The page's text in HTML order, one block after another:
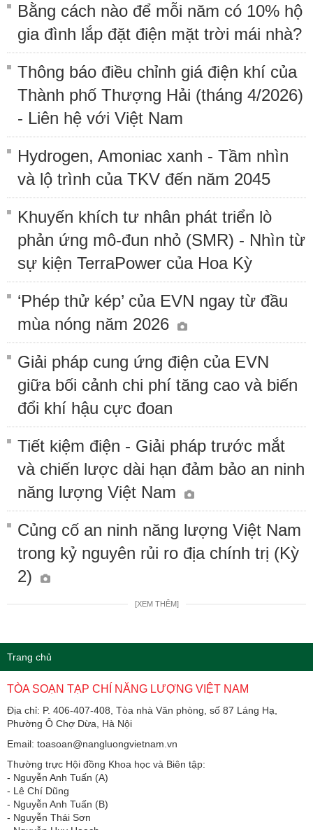
Bằng cách nào để mỗi năm có 10% hộ
gia đình lắp đặt điện mặt trời mái nhà?
Thông báo điều chỉnh giá điện khí của
Thành phố Thượng Hải (tháng 4/2026)
- Liên hệ với Việt Nam
Hydrogen, Amoniac xanh - Tầm nhìn
và lộ trình của TKV đến năm 2045
Khuyến khích tư nhân phát triển lò
phản ứng mô-đun nhỏ (SMR) - Nhìn từ
sự kiện TerraPower của Hoa Kỳ
‘Phép thử kép’ của EVN ngay từ đầu
mùa nóng năm 2026
Giải pháp cung ứng điện của EVN
giữa bối cảnh chi phí tăng cao và biến
đổi khí hậu cực đoan
Tiết kiệm điện - Giải pháp trước mắt
và chiến lược dài hạn đảm bảo an ninh
năng lượng Việt Nam
Củng cố an ninh năng lượng Việt Nam
trong kỷ nguyên rủi ro địa chính trị (Kỳ
2)
[XEM THÊM]
Trang chủ
TÒA SOẠN TẠP CHÍ NĂNG LƯỢNG VIỆT NAM
Địa chỉ: P. 406-407-408, Tòa nhà Văn phòng, số 87 Láng Hạ,
Phường Ô Chợ Dừa, Hà Nội
Email: toasoan@nangluongvietnam.vn
Thường trực Hội đồng Khoa học và Biên tập:
​​​​​​- Nguyễn Anh Tuấn (A)
- Lê Chí Dũng
- Nguyễn Anh Tuấn (B)
- Nguyễn Thái Sơn